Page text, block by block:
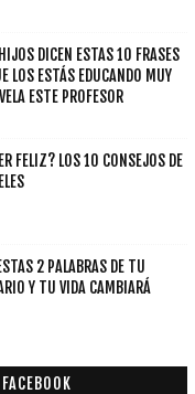
DICEN ESTAS 10 FRASES
LOS ESTÁS EDUCANDO MUY
ESTE PROFESOR
FELIZ? LOS 10 CONSEJOS DE
2 PALABRAS DE TU
Y TU VIDA CAMBIARÁ